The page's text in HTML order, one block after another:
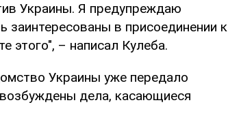
Украины. Я предупреждаю
заинтересованы в присоединении к
этого", – написал Кулеба.
Украины уже передало
дела, касающиеся